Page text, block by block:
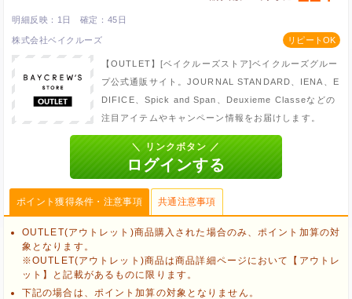
1日 45日
株式会社ベイクルーズ
【OUTLET】[ベイクルーズストア]ベイクルーズグルー
プ公式通販サイト。JOURNAL STANDARD、IENA、E
DIFICE、Spick and Span、Deuxieme Classeなどの
注目アイテムやキャンペーン情報をお届けします。
ポイント獲得条件・注意事項 共通注意事項
OUTLET(アウトレット)商品購入された場合のみ、ポイント加算の対
象となります。
※OUTLET(アウトレット)商品は商品詳細ページにおいて【アウトレ
ット】と記載があるものに限ります。
下記の場合は、ポイント加算の対象となりません。